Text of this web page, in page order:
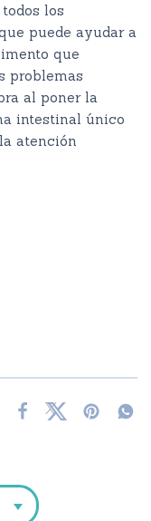
los
puede ayudar a
que
problemas
al poner la
intestinal único
atención